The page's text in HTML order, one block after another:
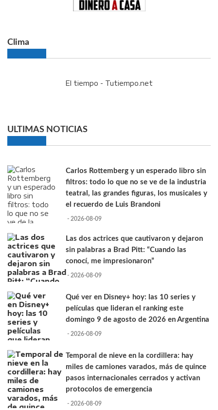
Clima
El tiempo - Tutiempo.net
ULTIMAS NOTICIAS
Carlos Rottemberg y un esperado libro sin
filtros: todo lo que no se ve de la industria
teatral, las grandes figuras, los musicales y
el recuerdo de Luis Brandoni
- 2026-08-09
Las dos actrices que cautivaron y dejaron
sin palabras a Brad Pitt: “Cuando las
conocí, me impresionaron”
- 2026-08-09
Qué ver en Disney+ hoy: las 10 series y
películas que lideran el ranking este
domingo 9 de agosto de 2026 en Argentina
- 2026-08-09
Temporal de nieve en la cordillera: hay
miles de camiones varados, más de quince
pasos internacionales cerrados y activan
protocolos de emergencia
- 2026-08-09